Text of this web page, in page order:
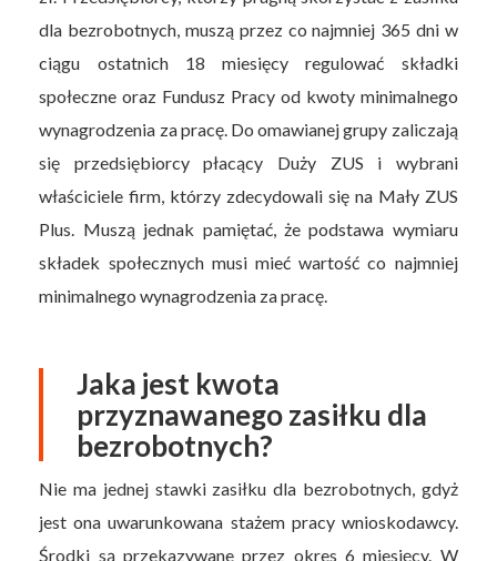
dla bezrobotnych, muszą przez co najmniej 365 dni w
ciągu ostatnich 18 miesięcy regulować składki
społeczne oraz Fundusz Pracy od kwoty minimalnego
wynagrodzenia za pracę. Do omawianej grupy zaliczają
się przedsiębiorcy płacący Duży ZUS i wybrani
właściciele firm, którzy zdecydowali się na Mały ZUS
Plus. Muszą jednak pamiętać, że podstawa wymiaru
składek społecznych musi mieć wartość co najmniej
minimalnego wynagrodzenia za pracę.
Jaka jest kwota
przyznawanego zasiłku dla
bezrobotnych?
Nie ma jednej stawki zasiłku dla bezrobotnych, gdyż
jest ona uwarunkowana stażem pracy wnioskodawcy.
Środki są przekazywane przez okres 6 miesięcy. W